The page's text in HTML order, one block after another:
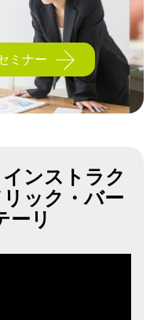
ミナー
ンストラク
ック・バー
ーリ